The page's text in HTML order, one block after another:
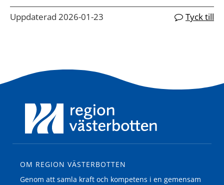
Uppdaterad 2026-01-23 Tyck till
OM REGION VÄSTERBOTTEN
Genom att samla kraft och kompetens i en gemensam